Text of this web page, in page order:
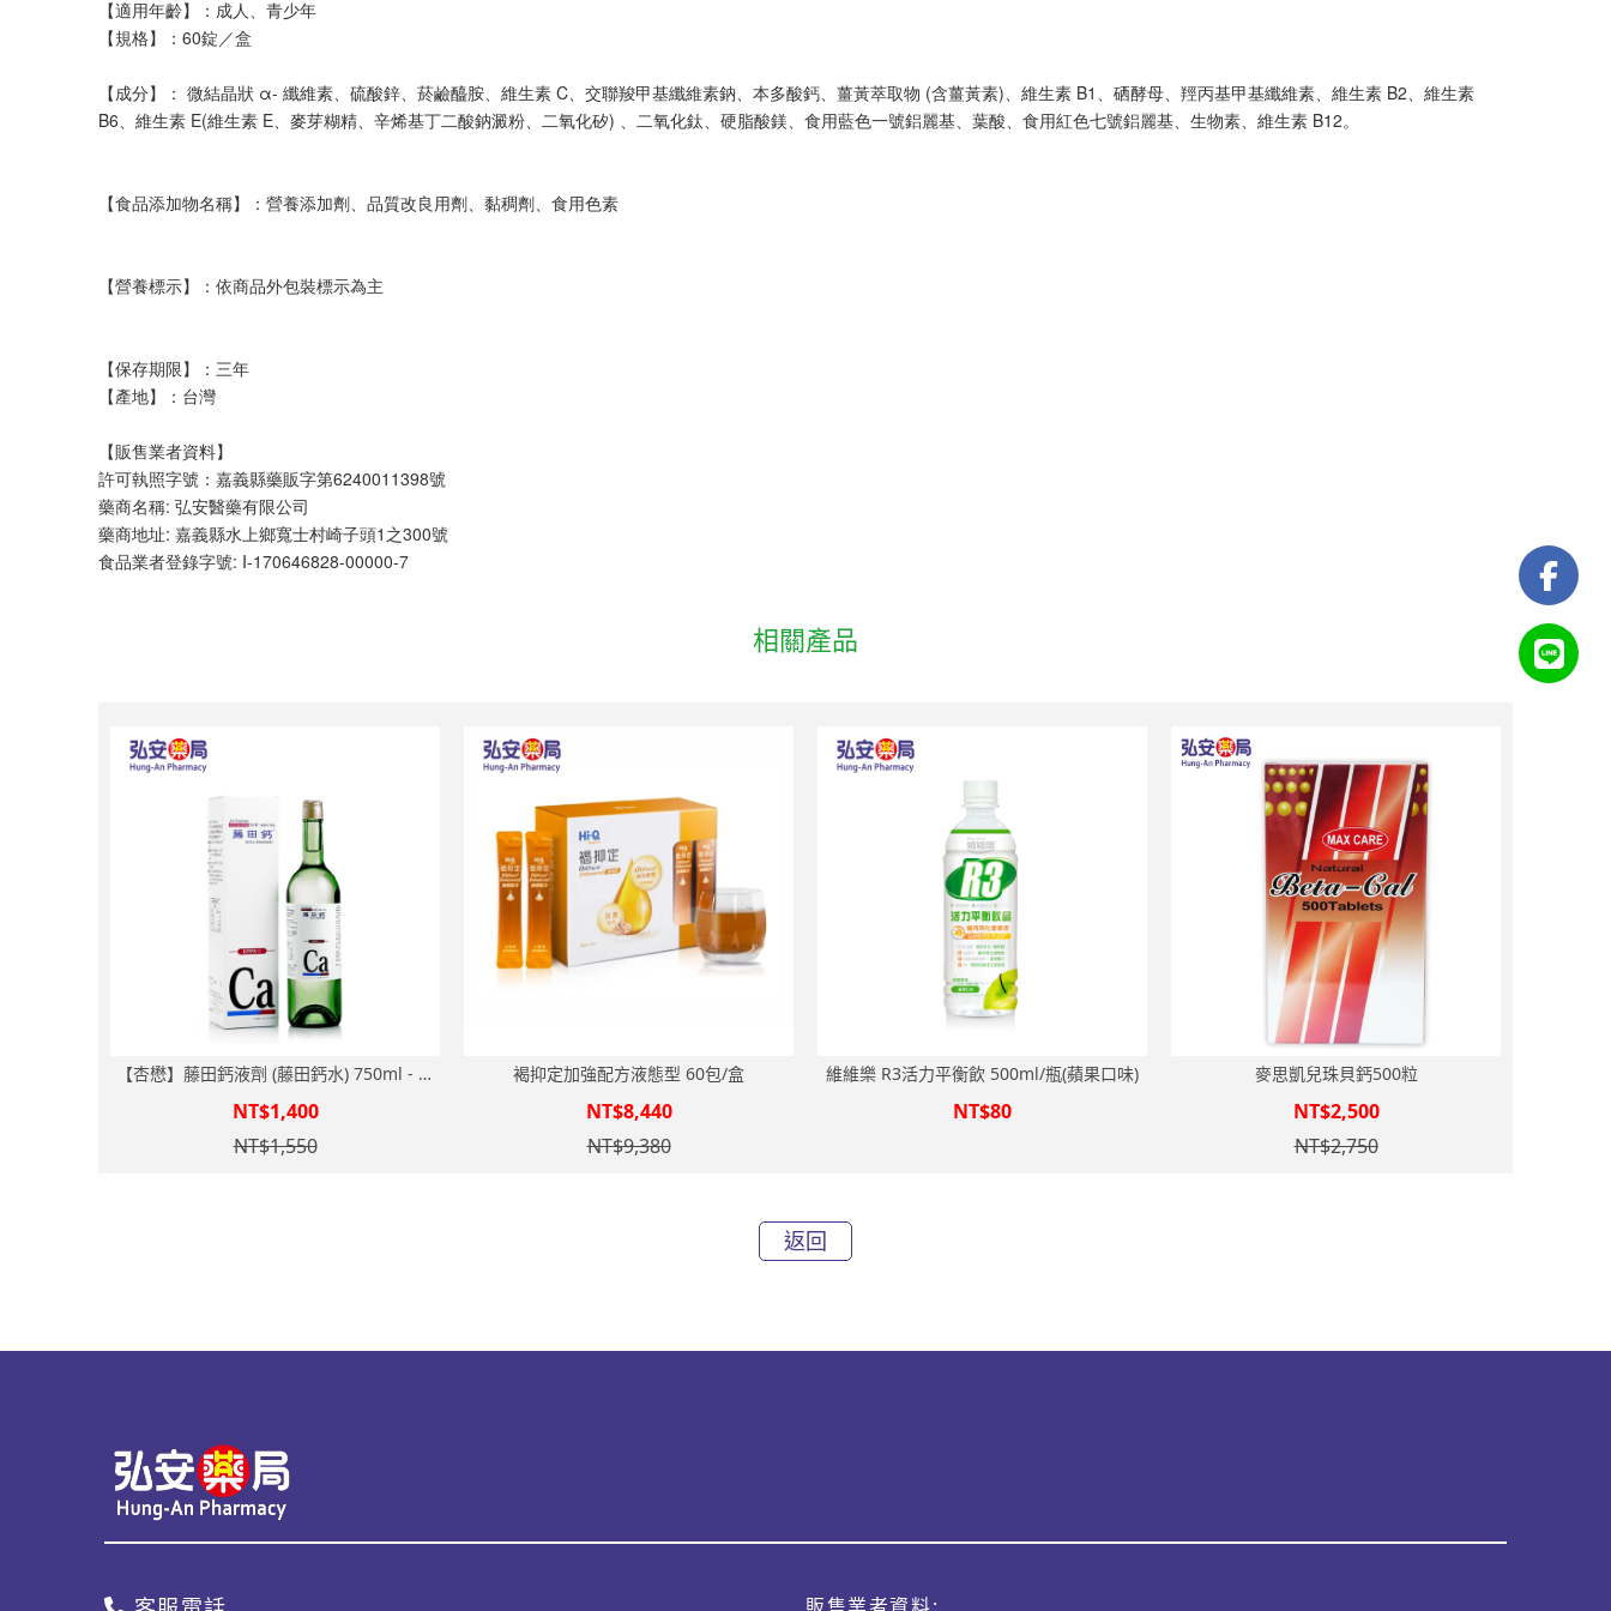
【適用年齡】：成人、青少年
【規格】：60錠／盒
【成分】： 微結晶狀 α- 纖維素、硫酸鋅、菸鹼醯胺、維生素 C、交聯羧甲基纖維素鈉、本多酸鈣、薑黃萃取物 (含薑黃素)、維生素 B1、硒酵母、羥丙基甲基纖維素、維生素 B2、維生素
B6、維生素 E(維生素 E、麥芽糊精、辛烯基丁二酸鈉澱粉、二氧化矽) 、二氧化鈦、硬脂酸鎂、食用藍色一號鋁麗基、葉酸、食用紅色七號鋁麗基、生物素、維生素 B12。
【食品添加物名稱】：營養添加劑、品質改良用劑、黏稠劑、食用色素
【營養標示】：依商品外包裝標示為主
【保存期限】：三年
【產地】：台灣
【販售業者資料】
許可執照字號：嘉義縣藥販字第6240011398號
藥商名稱: 弘安醫藥有限公司
藥商地址: 嘉義縣水上鄉寬士村崎子頭1之300號
食品業者登錄字號: I-170646828-00000-7
相關產品
【杏懋】藤田鈣液劑 (藤田鈣水) 750ml - 專
NT$1,400
NT$1,550
褐抑定加強配方液態型 60包/盒
NT$8,440
NT$9,380
維維樂 R3活力平衡飲 500ml/瓶(蘋果口味)
NT$80
麥思凱兒珠貝鈣500粒
NT$2,500
NT$2,750
返回